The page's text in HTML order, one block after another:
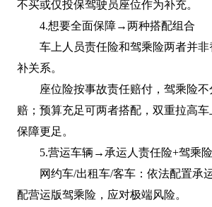
不买或仅投保驾驶员座位作为补充。
4.想要全面保障→两种搭配组合
车上人员责任险和驾乘险两者并
补关系。
座位险按事故责任赔付，驾乘险
赔；预算充足可两者搭配，双重拉高车
保障更足。
5.营运车辆→承运人责任险+驾乘险
网约车/出租车/客车：依法配置承
配营运版驾乘险，应对极端风险。